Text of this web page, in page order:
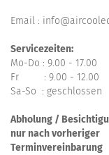
Email :
Servicezeiten:
Mo-Do : 9.00 - 17.00
Fr : 9.00 - 12.00
Sa-So : geschlossen
Abholung /
nur nach vorheriger
Terminvereinbarung